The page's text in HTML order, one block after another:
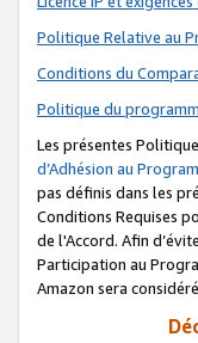
Politique Relative au
Conditions du
Politique du
Les présentes
d’Adhésion au
pas définis dans les
Conditions Requises
de l'Accord. Afin
Participation au
Amazon sera